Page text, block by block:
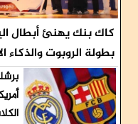
كاك بنك يهنئ أبطال
بطولة الروبوت